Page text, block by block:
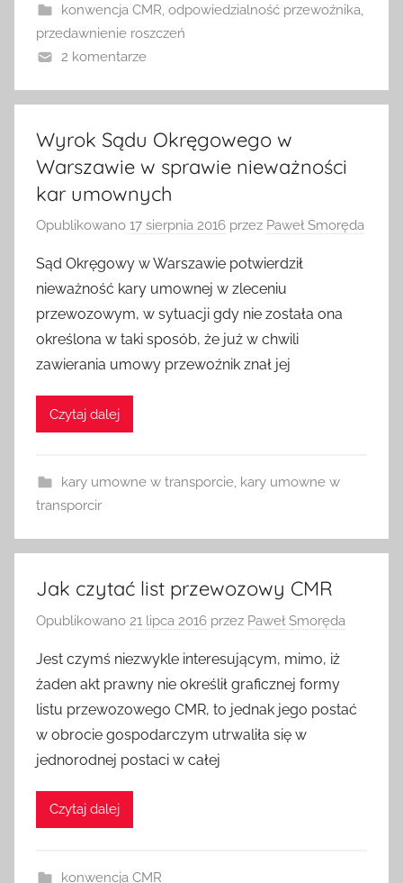
konwencja CMR, odpowiedzialność przewoźnika,
przedawnienie roszczeń
2 komentarze
Wyrok Sądu Okręgowego w
Warszawie w sprawie nieważności
kar umownych
Opublikowano 17 sierpnia 2016 przez Paweł Smoręda
Sąd Okręgowy w Warszawie potwierdził
nieważność kary umownej w zleceniu
przewozowym, w sytuacji gdy nie została ona
określona w taki sposób, że już w chwili
zawierania umowy przewoźnik znał jej
Czytaj dalej
kary umowne w transporcie, kary umowne w
transporcir
Jak czytać list przewozowy CMR
Opublikowano 21 lipca 2016 przez Paweł Smoręda
Jest czymś niezwykle interesującym, mimo, iż
żaden akt prawny nie określił graficznej formy
listu przewozowego CMR, to jednak jego postać
w obrocie gospodarczym utrwaliła się w
jednorodnej postaci w całej
Czytaj dalej
konwencja CMR